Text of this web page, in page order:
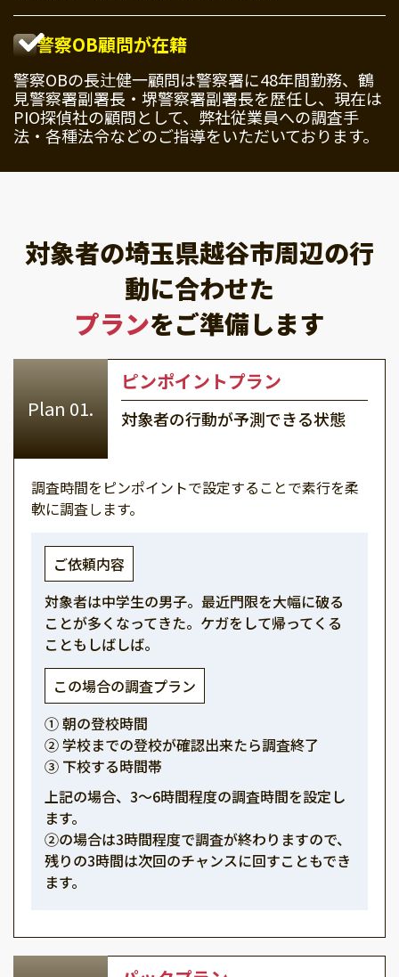
警察OB顧問が在籍
警察OBの長辻健一顧問は警察署に48年間勤務、鶴
見警察署副署長・堺警察署副署長を歴任し、現在は
PIO探偵社の顧問として、弊社従業員への調査手
法・各種法令などのご指導をいただいております。
対象者の埼玉県越谷市周辺の行
動に合わせた
プランをご準備します
ピンポイントプラン
対象者の行動が予測できる状態
調査時間をピンポイントで設定することで素行を柔
軟に調査します。
ご依頼内容
対象者は中学生の男子。最近門限を大幅に破る
ことが多くなってきた。ケガをして帰ってくる
こともしばしば。
この場合の調査プラン
① 朝の登校時間
② 学校までの登校が確認出来たら調査終了
③ 下校する時間帯
上記の場合、3～6時間程度の調査時間を設定し
ます。
②の場合は3時間程度で調査が終わりますので、
残りの3時間は次回のチャンスに回すこともでき
ます。